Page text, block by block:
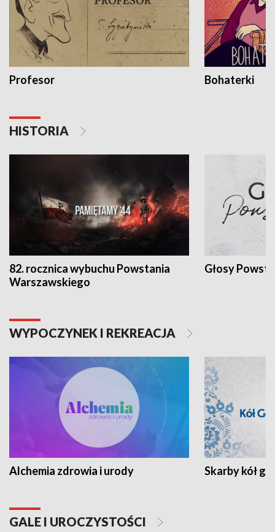
Profesor Bohaterki
HISTORIA
82. rocznica wybuchu Powstania
Warszawskiego
Głosy
WYPOCZYNEK I REKREACJA
Alchemia zdrowia i urody Skarby kół
GALE I UROCZYSTOŚCI